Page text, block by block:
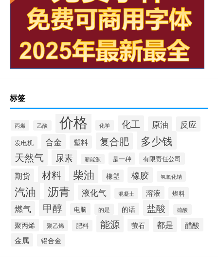
标签
丙烯 乙酸 价格 化学 化工 原油 反应
发电机 合金 塑料 复合肥 多少钱
天然气 尿素 新能源 是一种 有限责任公司
期货 材料 柴油 橡塑 橡胶 氢氧化钠
汽油 沥青 液化气 混凝土 溶液 燃料
燃气 甲醇 电脑 的是 的话 盐酸 硫酸
聚丙烯 聚乙烯 肥料 能源 萤石 都是 醋酸
金属 铝合金